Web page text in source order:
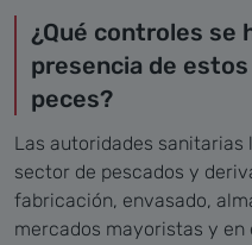
¿Qué controles se
presencia de
peces?
Las autoridades
sector de pescados y
fabricación, envasado,
mercados mayoristas y